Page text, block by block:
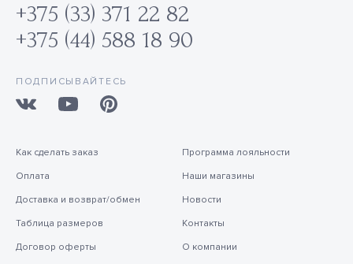
+375 (33) 371 22 82
+375 (44) 588 18 90
ПОДПИСЫВАЙТЕСЬ
Как сделать заказ
Оплата
Доставка и возврат/обмен
Таблица размеров
Договор оферты
Программа лояльности
Наши магазины
Новости
Контакты
О компании